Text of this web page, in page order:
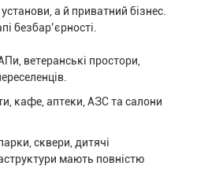
а й приватний бізнес.
безбар’єрності.
ветеранські простори,
кафе, аптеки, АЗС та салони
сквери, дитячі
мають повністю